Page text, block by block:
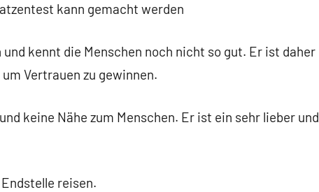
kann gemacht werden
kennt die Menschen noch nicht so gut. Er ist daher
Vertrauen zu gewinnen.
keine Nähe zum Menschen. Er ist ein sehr lieber und
reisen.